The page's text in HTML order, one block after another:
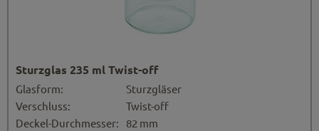
Sturzglas 235 ml Twist-off
Glasform:
Sturzgläser
Verschluss:
Twist-off
Deckel-Durchmesser:
82 mm